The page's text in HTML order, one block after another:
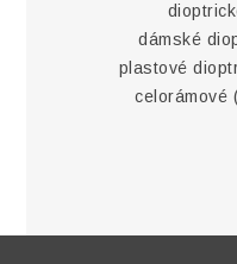
dámské
plastové
celorámové